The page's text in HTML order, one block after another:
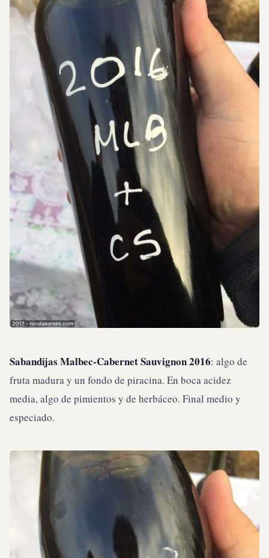
Sabandijas Malbec-Cabernet Sauvignon 2016: algo de
fruta madura y un fondo de piracina. En boca acidez
media, algo de pimientos y de herbáceo. Final medio y
especiado.